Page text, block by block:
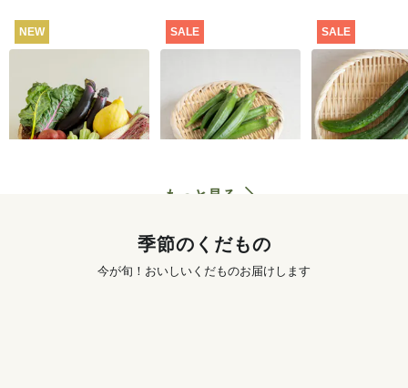
NEW
菜セット
2,980円
SALE
100g
291円
SALE
【特別価格】
り 300g
もっと見る
季節のくだもの
今が旬！おいしいくだものお届けします